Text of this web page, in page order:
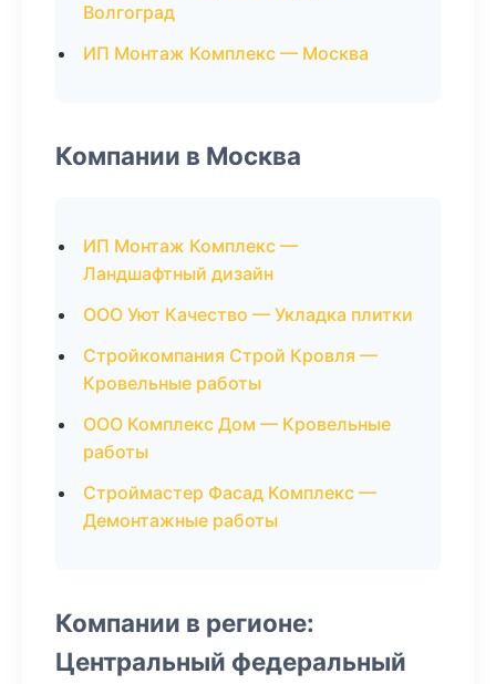
Волгоград
ИП Монтаж Комплекс — Москва
Компании в Москва
ИП Монтаж Комплекс —
Ландшафтный дизайн
ООО Уют Качество — Укладка плитки
Стройкомпания Строй Кровля —
Кровельные работы
ООО Комплекс Дом — Кровельные
работы
Строймастер Фасад Комплекс —
Демонтажные работы
Компании в регионе:
Центральный федеральный